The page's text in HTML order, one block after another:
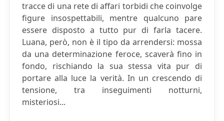
tracce di una rete di affari torbidi che coinvolge
figure insospettabili, mentre qualcuno pare
essere disposto a tutto pur di farla tacere.
Luana, però, non è il tipo da arrendersi: mossa
da una determinazione feroce, scaverà fino in
fondo, rischiando la sua stessa vita pur di
portare alla luce la verità. In un crescendo di
tensione, tra inseguimenti notturni,
misteriosi...